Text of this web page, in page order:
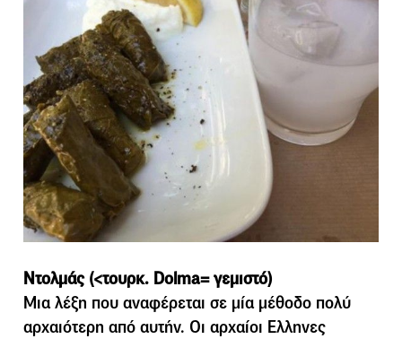
Ντολµάς (<τουρκ. Dolma= γεµιστό)
Μια λέξη που αναφέρεται σε µία µέθοδο πολύ
αρχαιότερη από αυτήν. Οι αρχαίοι Ελληνες